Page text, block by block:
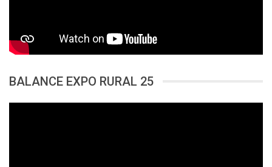
BALANCE EXPO RURAL 25